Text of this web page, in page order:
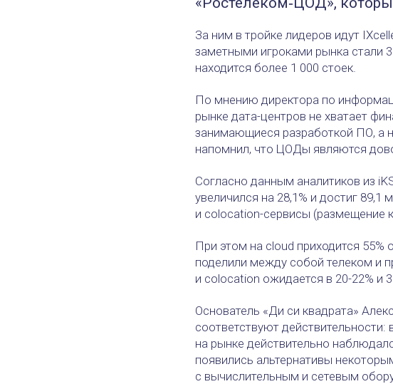
За ним в тройке лидеров идут
заметными игроками рынка стали
находится более 1 000 стоек.
По мнению директора по
рынке дата-центров не хватает
занимающиеся разработкой ПО, а
напомнил, что ЦОДы являются
Согласно данным аналитиков из
увеличился на 28,1% и достиг
и colocation-сервисы (размещение
При этом на cloud приходится
поделили между собой телеком и
и colocation ожидается в 20-22% и
Основатель «Ди си квадрата»
соответствуют
на рынке действительно
появились альтернативы
с вычислительным и сетевым